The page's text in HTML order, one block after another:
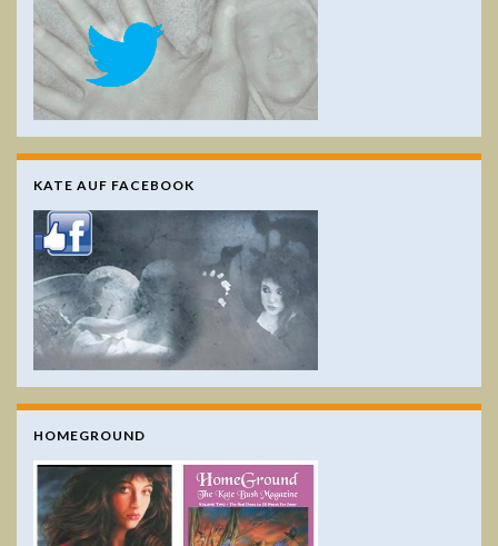
KATE AUF FACEBOOK
HOMEGROUND